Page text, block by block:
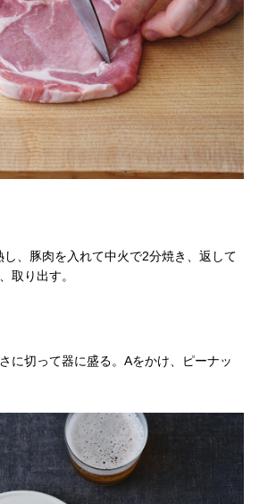
し、豚肉を入れて中火で2分焼き、返して
取り出す。
に切って器に盛る。Aをかけ、ピーナッ